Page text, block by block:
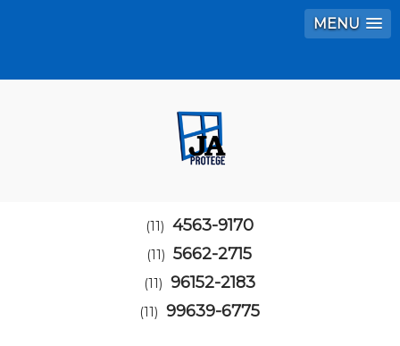
MENU
(11) 4563-9170
(11) 5662-2715
(11) 96152-2183
(11) 99639-6775